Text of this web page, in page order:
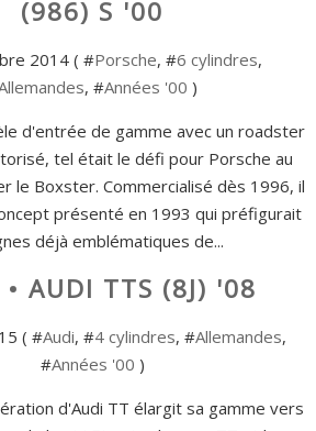
(986) S '00
2014 ( #Porsche, #6 cylindres,
, #Années '00 )
d'entrée de gamme avec un roadster
tel était le défi pour Porsche au
le Boxster. Commercialisé dès 1996, il
présenté en 1993 qui préfigurait
déjà emblématiques de...
AUDI TTS (8J) '08
( #Audi, #4 cylindres, #Allemandes,
#Années '00 )
d'Audi TT élargit sa gamme vers